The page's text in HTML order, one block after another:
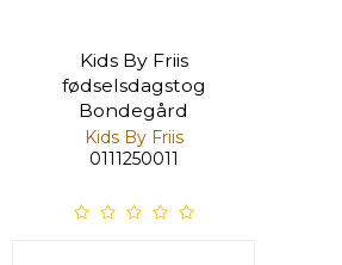
Kids By Friis
fødselsdagstog
Bondegård
Kids By Friis
0111250011